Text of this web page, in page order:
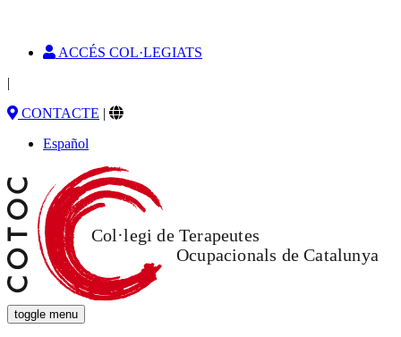
ACCÉS COL·LEGIATS
|
CONTACTE |
Español
toggle menu